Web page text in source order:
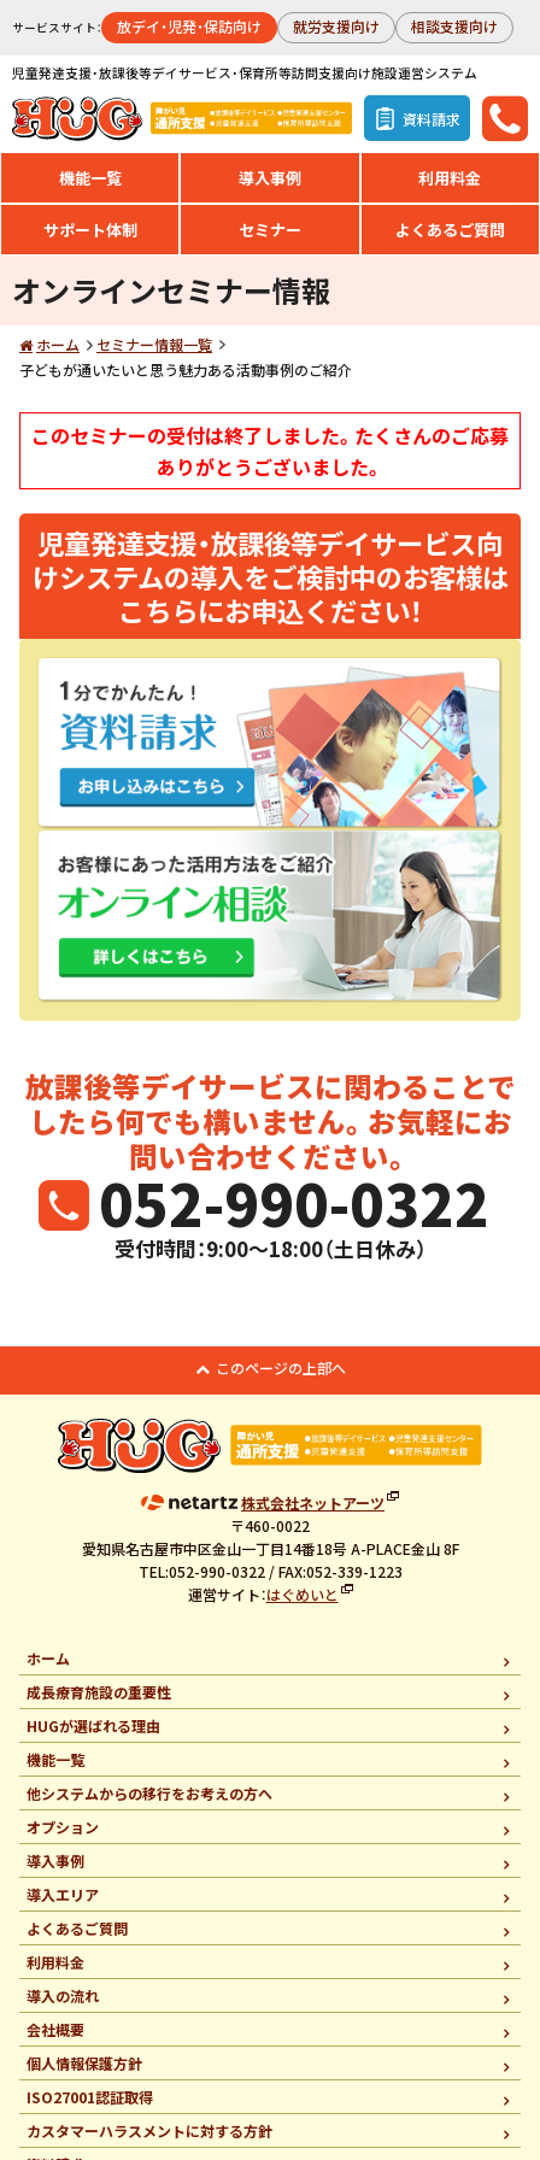
サービスサイト： 放デイ・児発・保訪向け 就労支援向け 相談支援向け
児童発達支援・放課後等デイサービス・保育所等訪問支援向け施設運営システム
資料請求
機能一覧 導入事例 利用料金
サポート体制 セミナー よくあるご質問
オンラインセミナー情報
ホーム
セミナー情報一覧
子どもが通いたいと思う魅力ある活動事例のご紹介
このセミナーの受付は終了しました。たくさんのご応募
ありがとうございました。
児童発達支援・放課後等デイサービス向
けシステムの導入をご検討中のお客様は
こちらにお申込ください！
放課後等デイサービスに関わることで
したら何でも構いません。お気軽にお
問い合わせください。
052-990-0322
受付時間：9:00～18:00（土日休み）
このページの上部へ
株式会社ネットアーツ
〒460-0022
愛知県名古屋市中区金山一丁目14番18号 A-PLACE金山 8F
TEL:052-990-0322 / FAX:052-339-1223
運営サイト：はぐめいと
ホーム
成長療育施設の重要性
HUGが選ばれる理由
機能一覧
他システムからの移行をお考えの方へ
オプション
導入事例
導入エリア
よくあるご質問
利用料金
導入の流れ
会社概要
個人情報保護方針
ISO27001認証取得
カスタマーハラスメントに対する方針